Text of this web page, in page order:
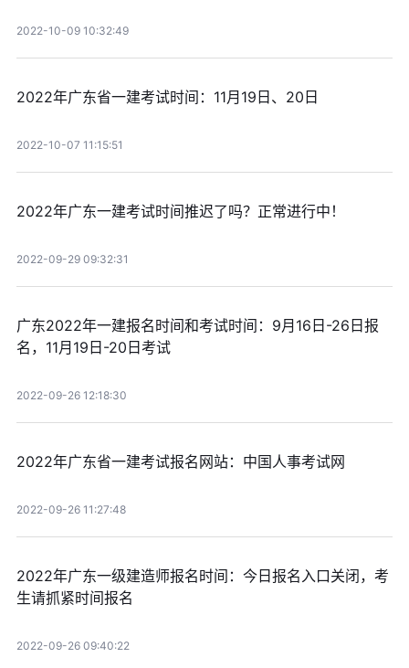
2022-10-09 10:32:49
2022年广东省一建考试时间：11月19日、20日
2022-10-07 11:15:51
2022年广东一建考试时间推迟了吗？正常进行中！
2022-09-29 09:32:31
广东2022年一建报名时间和考试时间：9月16日-26日报
名，11月19日-20日考试
2022-09-26 12:18:30
2022年广东省一建考试报名网站：中国人事考试网
2022-09-26 11:27:48
2022年广东一级建造师报名时间：今日报名入口关闭，考
生请抓紧时间报名
2022-09-26 09:40:22